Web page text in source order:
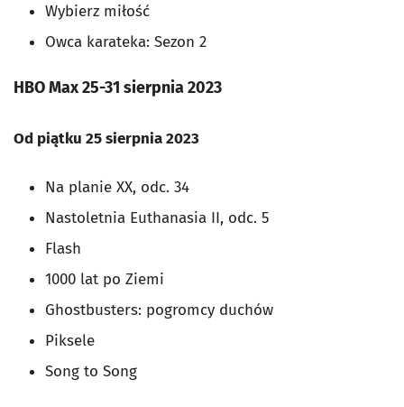
Wybierz miłość
Owca karateka: Sezon 2
HBO Max 25-31 sierpnia 2023
Od piątku 25 sierpnia 2023
Na planie XX, odc. 34
Nastoletnia Euthanasia II, odc. 5
Flash
1000 lat po Ziemi
Ghostbusters: pogromcy duchów
Piksele
Song to Song